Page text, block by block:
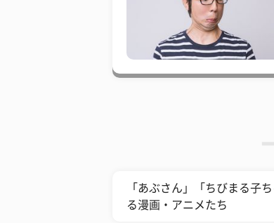
「あぶさん」「ちびまる子
る漫画・アニメたち